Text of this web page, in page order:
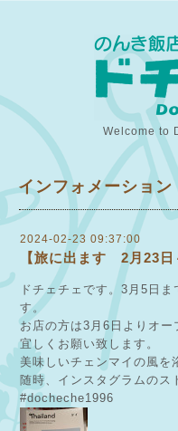
Welcome to
インフォメーション
2024-02-23 09:37:00
【旅に出ます 2月23日
ドチェチェです。3月5日
す。
お店の方は3月6日よりオー
宜しくお願い致します。
美味しいチェンマイの風を
随時、インスタグラムのス
#docheche1996